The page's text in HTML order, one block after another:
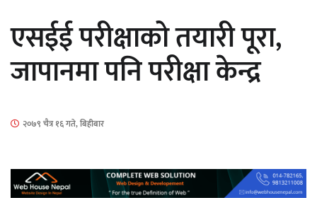
औपचारिक सेवा सञ्चालनमा
एसईई परीक्षाको तयारी पूरा,
जापानमा पनि परीक्षा केन्द्र
२०७९ चैत्र १६ गते, बिहीबार